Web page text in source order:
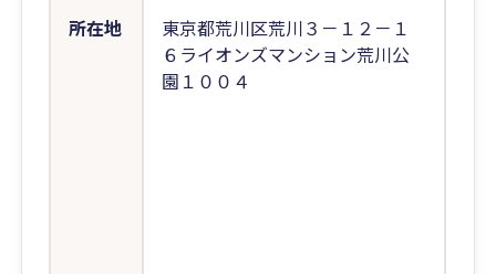
所在地
東京都荒川区荒川３－１２－１
６ライオンズマンション荒川公
園１００４